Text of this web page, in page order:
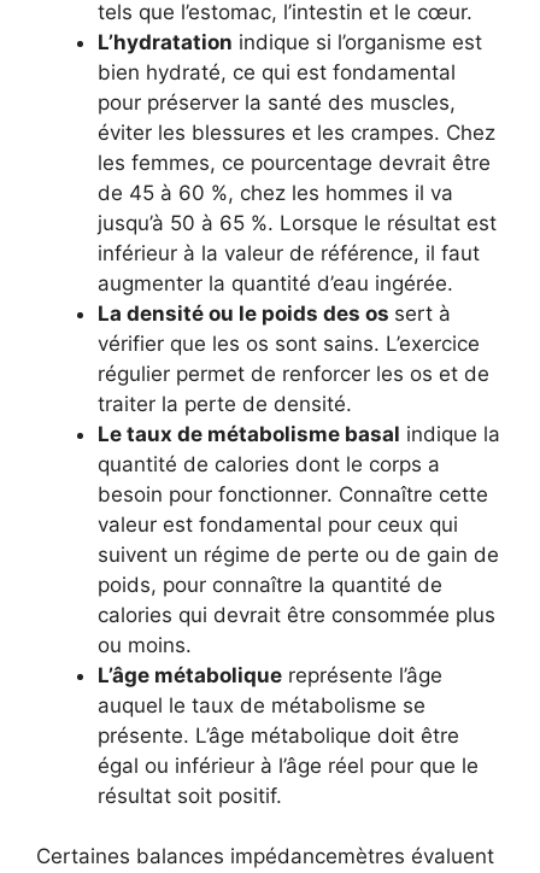
tels que l’estomac, l’intestin et le cœur.
L’hydratation indique si l’organisme est
bien hydraté, ce qui est fondamental
pour préserver la santé des muscles,
éviter les blessures et les crampes. Chez
les femmes, ce pourcentage devrait être
de 45 à 60 %, chez les hommes il va
jusqu’à 50 à 65 %. Lorsque le résultat est
inférieur à la valeur de référence, il faut
augmenter la quantité d’eau ingérée.
La densité ou le poids des os sert à
vérifier que les os sont sains. L’exercice
régulier permet de renforcer les os et de
traiter la perte de densité.
Le taux de métabolisme basal indique la
quantité de calories dont le corps a
besoin pour fonctionner. Connaître cette
valeur est fondamental pour ceux qui
suivent un régime de perte ou de gain de
poids, pour connaître la quantité de
calories qui devrait être consommée plus
ou moins.
L’âge métabolique représente l’âge
auquel le taux de métabolisme se
présente. L’âge métabolique doit être
égal ou inférieur à l’âge réel pour que le
résultat soit positif.
Certaines balances impédancemètres évaluent